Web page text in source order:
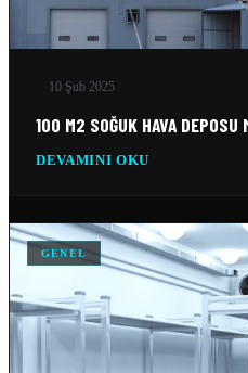
BUZ FABRIKASI
10 Şub 2026
10 Şub 2025
100 M2 SOĞUK HAVA
DEVAMINI OKU
GENEL